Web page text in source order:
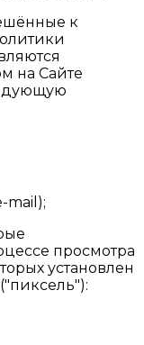
к
на Сайте
mail);
просмотра
установлен